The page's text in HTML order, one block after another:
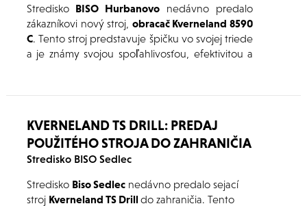
StrediskoBISO Hurbanovo nedávno predalo
zákazníkovi nový stroj, obracač Kverneland 8590
C. Tento stroj predstavuje špičku vo svojej triede
a je známy svojou spoľahlivosťou, efektivitou a
KVERNELAND TS DRILL: PREDAJ
POUŽITÉHO STROJA DO ZAHRANIČIA
Stredisko BISO Sedlec
Stredisko Biso Sedlecnedávno predalo sejací
stroj Kverneland TS Drill do zahraničia. Tento